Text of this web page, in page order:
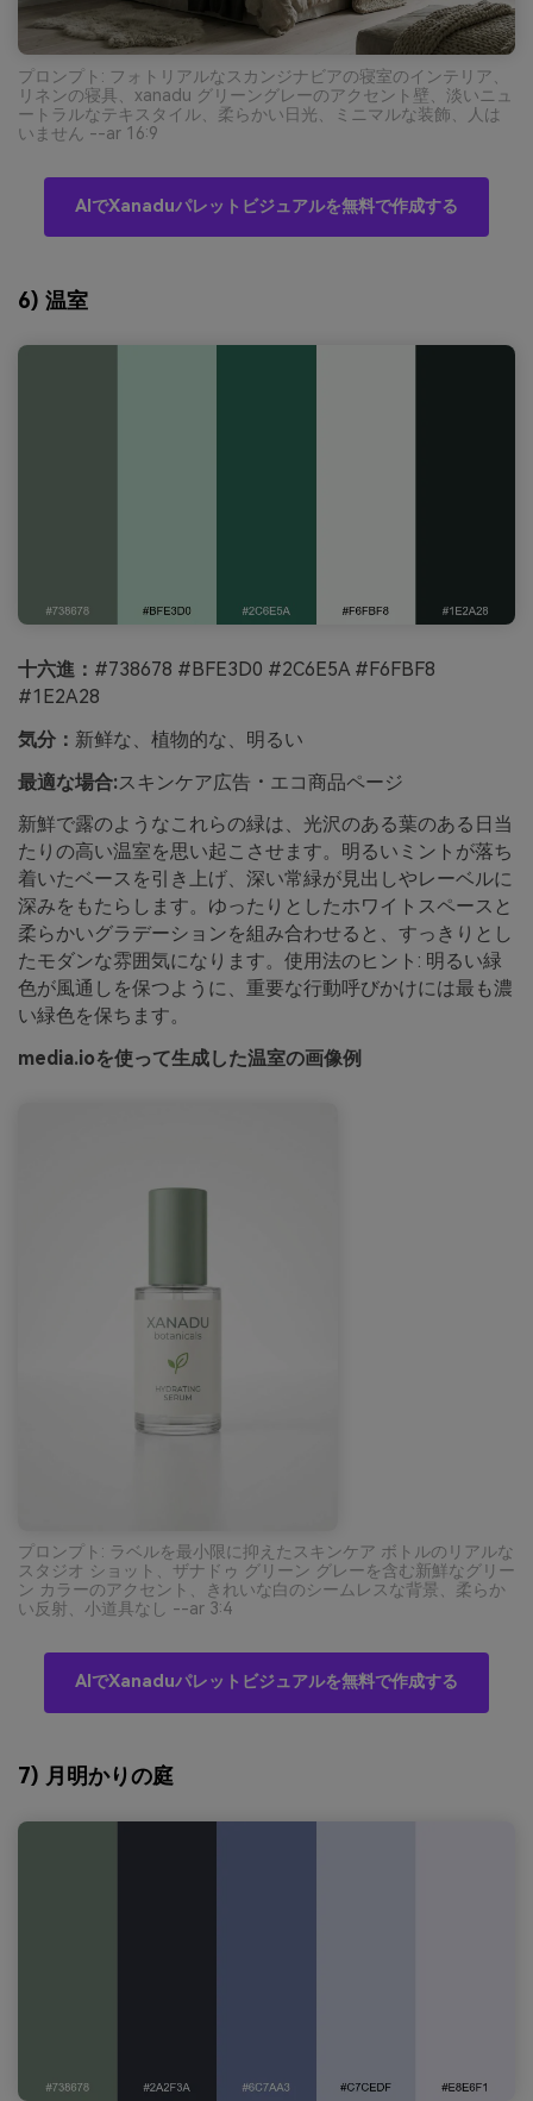
プロンプト: フォトリアルなスカンジナビアの寝室のインテリア、
リネンの寝具、xanadu グリーングレーのアクセント壁、淡いニュ
ートラルなテキスタイル、柔らかい日光、ミニマルな装飾、人は
いません --ar 16:9
AIでXanaduパレットビジュアルを無料で作成する
6) 温室
十六進： #738678 #BFE3D0 #2C6E5A #F6FBF8
#1E2A28
気分： 新鲜な、植物的な、明るい
最適な場合:スキンケア広告・エコ商品ページ
新鮮で露のようなこれらの緑は、光沢のある葉のある日当
たりの高い温室を思い起こさせます。明るいミントが落ち
着いたベースを引き上げ、深い常緑が見出しやレーベルに
深みをもたらします。ゆったりとしたホワイトスペースと
柔らかいグラデーションを組み合わせると、すっきりとし
たモダンな雰囲気になります。使用法のヒント: 明るい緑
色が風通しを保つように、重要な行動呼びかけには最も濃
い緑色を保ちます。
media.ioを使って生成した温室の画像例
プロンプト: ラベルを最小限に抑えたスキンケア ボトルのリアルな
スタジオ ショット、ザナドゥ グリーン グレーを含む新鮮なグリー
ン カラーのアクセント、きれいな白のシームレスな背景、柔らか
い反射、小道具なし --ar 3:4
AIでXanaduパレットビジュアルを無料で作成する
7) 月明かりの庭